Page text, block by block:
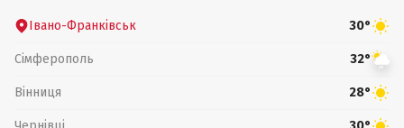
Івано-Франківськ 30°
Сімферополь 32°
Вінниця 28°